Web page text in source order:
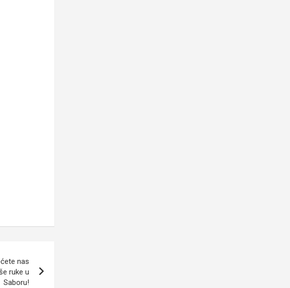
nas
ruke u
Saboru!